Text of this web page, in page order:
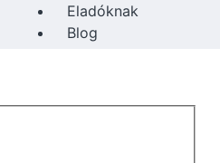
Eladóknak
Blog